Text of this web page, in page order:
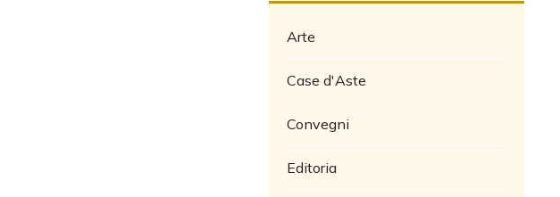
Arte
Case d'Aste
Convegni
Editoria